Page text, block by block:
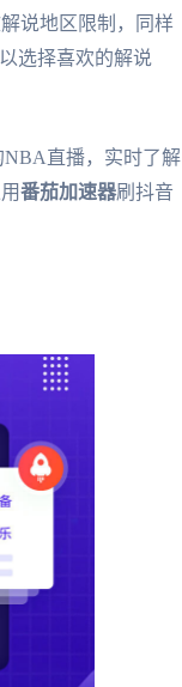
说地区限制，同样
选择喜欢的解说
直播，实时了解
番茄加速器刷抖音